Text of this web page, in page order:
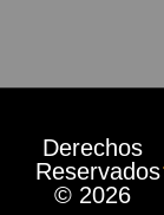
Derechos
Reservados
© 2026